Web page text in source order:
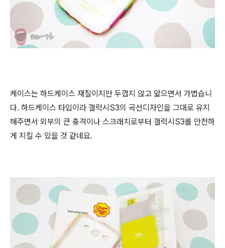
케이스는 하드케이스 재질이지만 두껍지 않고 얇으면서 가볍습니
다. 하드케이스 타입이라 갤럭시S3의 곡선디자인을 그대로 유지
해주면서 외부의 큰 충격이나 스크래치로부터 갤럭시S3를 안전하
게 지킬 수 있을 것 같네요.